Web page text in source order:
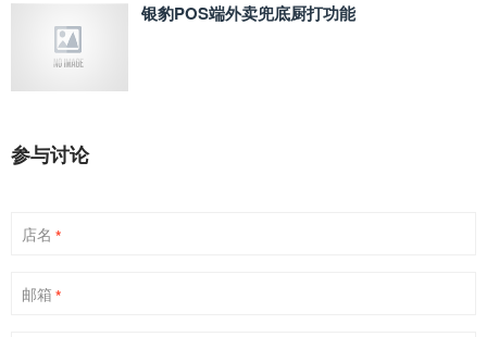
银豹POS端外卖兜底厨打功能
参与讨论
店名 *
邮箱 *